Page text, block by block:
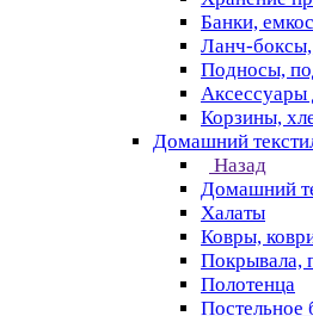
Банки,
Ланч-
Подносы,
Аксессуары
Корзины,
Домашний
Назад
Домашний
Халаты
Ковры,
Покрывала,
Полотенца
Постельное